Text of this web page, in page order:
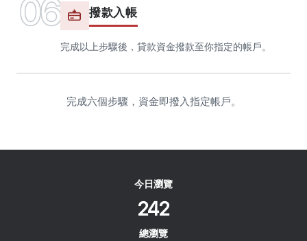
今日瀏覽
242
總瀏覽